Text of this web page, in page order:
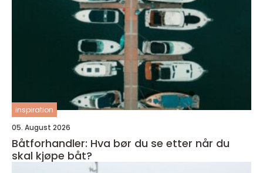
inspiration
05. August 2026
Båtforhandler: Hva bør du se etter når du
skal kjøpe båt?